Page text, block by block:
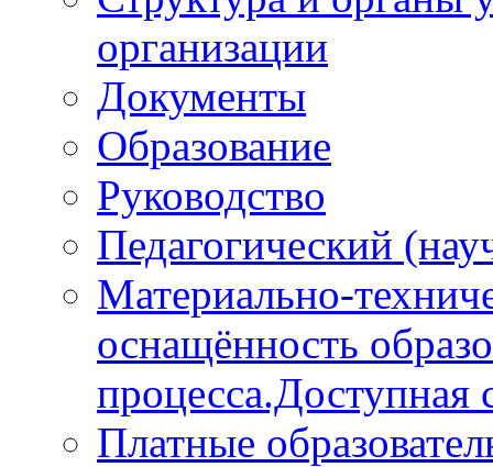
организации
Документы
Образование
Руководство
Педагогический
Материально-
оснащённость
процесса.Доступная
Платные